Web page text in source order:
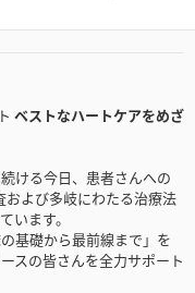
ベストなハートケアをめざ
ける今日、患者さんへの
よび多岐にわたる治療法
います。
基礎から最前線まで」を
スの皆さんを全力サポート